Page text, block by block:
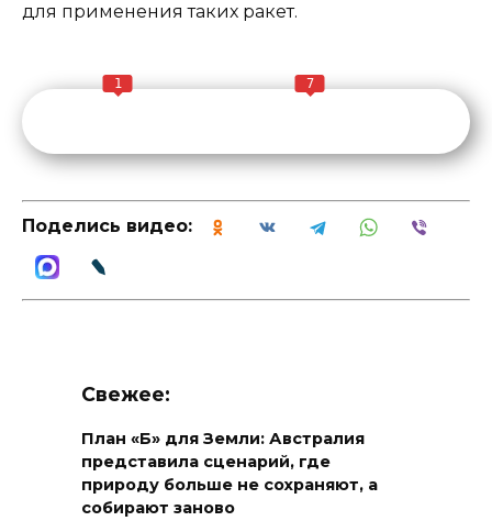
для применения таких ракет.
1 7
Поделись видео:
Свежее:
План «Б» для Земли: Австралия
представила сценарий, где
природу больше не сохраняют, а
собирают заново